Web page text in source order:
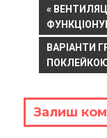
по
записям
PREVIOUS
POST:
NEXT
POST:
ВАРІАНТИ
Залиш